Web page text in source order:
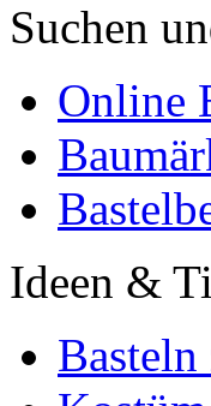
Suchen
Online
Ideen &
Basteln